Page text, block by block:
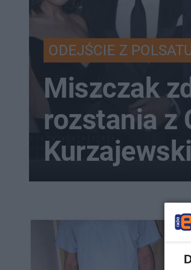
ODEJŚCIE Z
Miszczak
rozstania z